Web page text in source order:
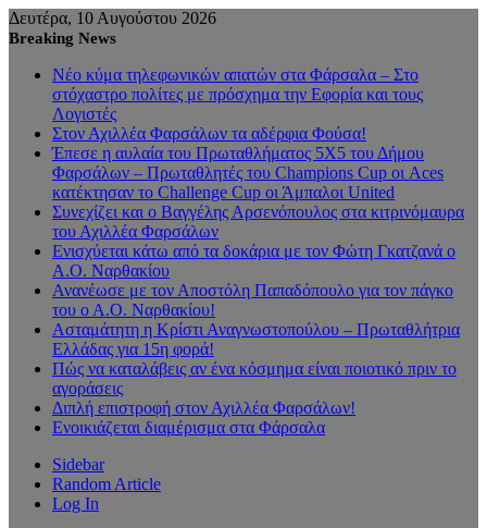
Δευτέρα, 10 Αυγούστου 2026
Breaking News
Νέο κύμα τηλεφωνικών απατών στα Φάρσαλα – Στο
στόχαστρο πολίτες με πρόσχημα την Εφορία και τους
Λογιστές
Στον Αχιλλέα Φαρσάλων τα αδέρφια Φούσα!
Έπεσε η αυλαία του Πρωταθλήματος 5Χ5 του Δήμου
Φαρσάλων – Πρωταθλητές του Champions Cup οι Aces
κατέκτησαν το Challenge Cup οι Άμπαλοι United
Συνεχίζει και ο Βαγγέλης Αρσενόπουλος στα κιτρινόμαυρα
του Αχιλλέα Φαρσάλων
Ενισχύεται κάτω από τα δοκάρια με τον Φώτη Γκατζανά ο
Α.Ο. Ναρθακίου
Ανανέωσε με τον Αποστόλη Παπαδόπουλο για τον πάγκο
του ο Α.Ο. Ναρθακίου!
Ασταμάτητη η Κρίστι Αναγνωστοπούλου – Πρωταθλήτρια
Ελλάδας για 15η φορά!
Πώς να καταλάβεις αν ένα κόσμημα είναι ποιοτικό πριν το
αγοράσεις
Διπλή επιστροφή στον Αχιλλέα Φαρσάλων!
Ενοικιάζεται διαμέρισμα στα Φάρσαλα
Sidebar
Random Article
Log In